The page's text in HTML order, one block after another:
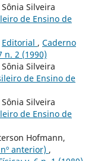
Silveira
de Ensino de
Editorial , Caderno
n. 2 (1990)
Silveira
de Ensino de
Silveira
de Ensino de
Hofmann,
anterior) ,